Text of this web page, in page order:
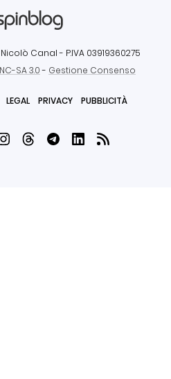
Canal - P.IVA 03919360275
SA 3.0- Gestione Consenso
LEGAL PRIVACY PUBBLICITÀ